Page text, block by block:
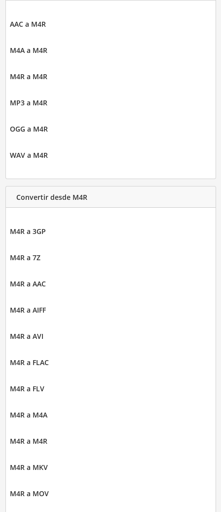
AAC a M4R
M4A a M4R
M4R a M4R
MP3 a M4R
OGG a M4R
WAV a M4R
Convertir desde M4R
M4R a 3GP
M4R a 7Z
M4R a AAC
M4R a AIFF
M4R a AVI
M4R a FLAC
M4R a FLV
M4R a M4A
M4R a M4R
M4R a MKV
M4R a MOV